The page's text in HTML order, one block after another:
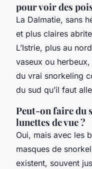
pour voir des
La Dalmatie, sans
et plus claires
L’Istrie, plus au
vaseux ou
du vrai snorkeling
du sud qu’il faut
Peut-on faire du
lunettes de vue ?
Oui, mais avec les
masques de
existent, souvent